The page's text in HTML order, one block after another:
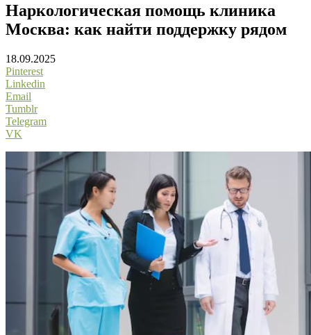
Наркологическая помощь клиника
Москва: как найти поддержку рядом
18.09.2025
Pinterest
Linkedin
Email
Tumblr
Telegram
VK